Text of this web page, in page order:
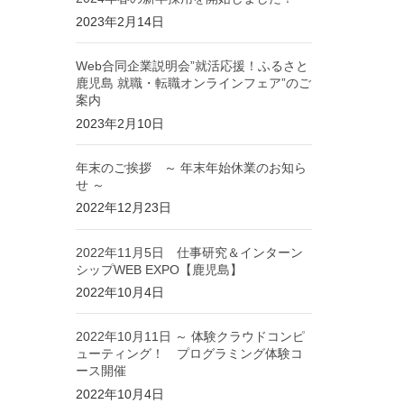
2023年2月14日
Web合同企業説明会”就活応援！ふるさと
鹿児島 就職・転職オンラインフェア”のご
案内
2023年2月10日
年末のご挨拶 ～ 年末年始休業のお知ら
せ ～
2022年12月23日
2022年11月5日 仕事研究＆インターン
シップWEB EXPO【鹿児島】
2022年10月4日
2022年10月11日 ～ 体験クラウドコンピ
ューティング！ プログラミング体験コ
ース開催
2022年10月4日